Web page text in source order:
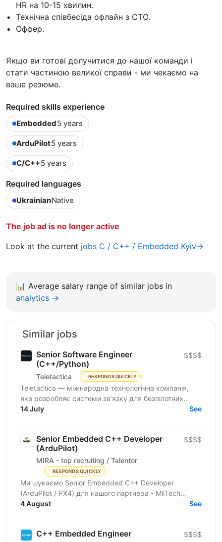
HR на 10-15 хвилин.
Технічна співбесіда офлайн з CTO.
Оффер.
Якщо ви готові долучитися до нашої команди і
стати частиною великої справи - ми чекаємо на
ваше резюме.
Required skills experience
Embedded5 years
ArduPilot5 years
C/C++5 years
Required languages
UkrainianNative
The job ad is no longer active
Look at the current jobs C / C++ / Embedded Kyiv→
📊 Average salary range of similar jobs in
analytics →
Similar jobs
Senior Software Engineer
(C++/Python)
Teletactica RESPONDS QUICKLY
$$$$
Teletactica — міжнародна технологічна компанія,
яка розробляє системи зв’язку для безпілотних
авіаційних комплексів (БПаК), та охоплює як
14 July See
Senior Embedded C++ Developer
(ArduPilot)
MIRA - top recruiting / Talentor
RESPONDS QUICKLY
$$$$
Ми шукаємо Senior Embedded C++ Developer
(ArduPilot / PX4) для нашого партнера - MilTech
компанії, яка має повний цикл дизайну, розробки та
4 August See
C++ Embedded Engineer
$$$$